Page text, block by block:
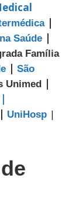
|
Saúde |
Família
| São
Unimed |
|
| UniHosp |